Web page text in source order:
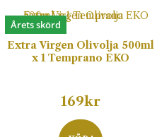
Årets skörd
Extra Virgen Olivolja 500ml
x 1 Temprano EKO
169kr